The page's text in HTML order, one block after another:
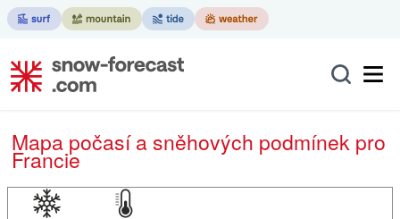
Mapa počasí a sněhových podmínek pro
Francie